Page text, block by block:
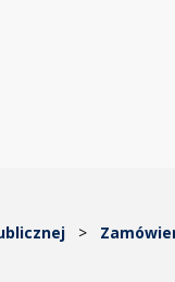
>